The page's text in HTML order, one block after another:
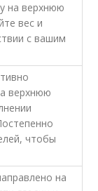
на верхнюю
вес и
с вашим
верхнюю
чтобы
на